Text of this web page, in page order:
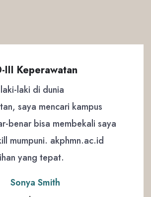
III Keperawatan
laki di dunia
saya mencari kampus
benar bisa membekali saya
mumpuni. akphmn.ac.id
yang tepat.
Sonya Smith